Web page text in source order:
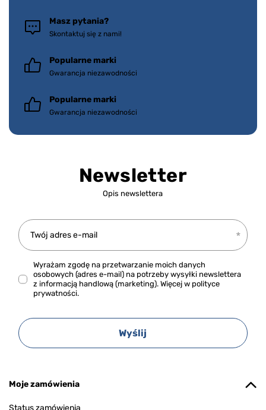
Masz pytania?
Skontaktuj się z nami!
Popularne marki
Gwarancja niezawodności
Popularne marki
Gwarancja niezawodności
Newsletter
Opis newslettera
Twój adres e-mail
Wyrażam zgodę na przetwarzanie moich danych
osobowych (adres e-mail) na potrzeby wysyłki newslettera
z informacją handlową (marketing). Więcej w polityce
prywatności.
Wyślij
Moje zamówienia